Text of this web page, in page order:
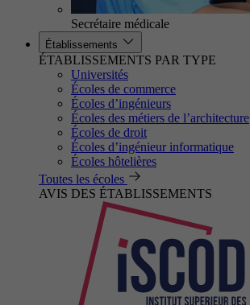
Secrétaire médicale
Établissements
ÉTABLISSEMENTS PAR TYPE
Universités
Écoles de commerce
Écoles d’ingénieurs
Écoles des métiers de l’architecture
Écoles de droit
Écoles d’ingénieur informatique
Écoles hôtelières
Toutes les écoles
AVIS DES ÉTABLISSEMENTS